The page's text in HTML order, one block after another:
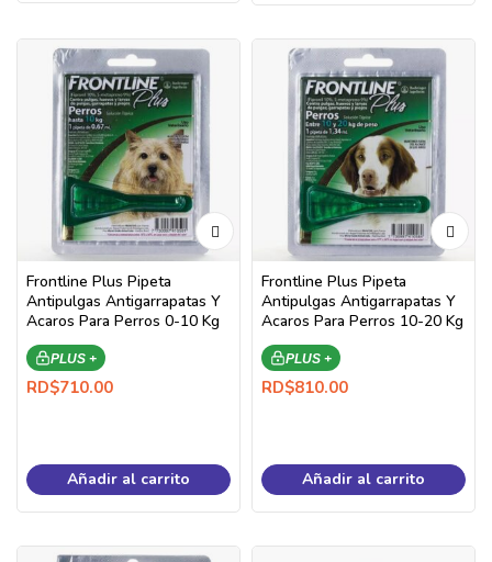
Frontline Plus Pipeta
Antipulgas Antigarrapatas Y
Acaros Para Perros 0-10 Kg
PLUS +
RD$710.00
Añadir al carrito
Frontline Plus Pipeta
Antipulgas Antigarrapatas Y
Acaros Para Perros 10-20 Kg
PLUS +
RD$810.00
Añadir al carrito